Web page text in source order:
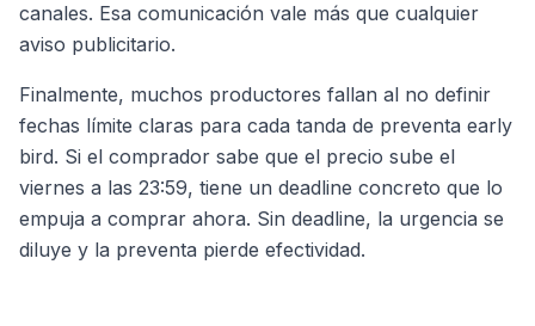
canales. Esa comunicación vale más que cualquier
aviso publicitario.
Finalmente, muchos productores fallan al no definir
fechas límite claras para cada tanda de preventa early
bird. Si el comprador sabe que el precio sube el
viernes a las 23:59, tiene un deadline concreto que lo
empuja a comprar ahora. Sin deadline, la urgencia se
diluye y la preventa pierde efectividad.